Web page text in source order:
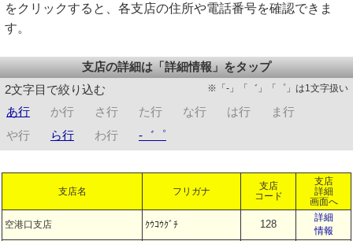
をクリックすると、各支店の住所や電話番号を確認できま
す。
支店の詳細は「詳細情報」をタップ
2文字目で絞り込む
※「-」「゛」「゜」は1文字扱い
あ行 か行 さ行 た行 な行 は行
ま行
や行
ら行 わ行 -゛゜
支店名 フリガナ
支店
コード
支店
詳細
画面へ
空港口支店 ｸｳｺｳｸﾞﾁ 128
詳細
情報